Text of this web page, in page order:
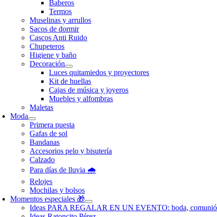
Baberos
Termos
Muselinas y arrullos
Sacos de dormir
Cascos Anti Ruido
Chupeteros
Higiene y baño
Decoración
Luces quitamiedos y proyectores
Kit de huellas
Cajas de música y joyeros
Muebles y alfombras
Maletas
Moda
Primera puesta
Gafas de sol
Bandanas
Accesorios pelo y bisutería
Calzado
Para días de lluvia 🌧️
Relojes
Mochilas y bolsos
Momentos especiales 🎁
Ideas PARA REGALAR EN UN EVENTO: boda,